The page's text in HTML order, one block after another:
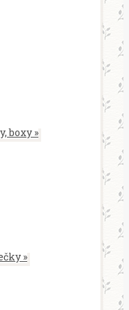
boxy »
»